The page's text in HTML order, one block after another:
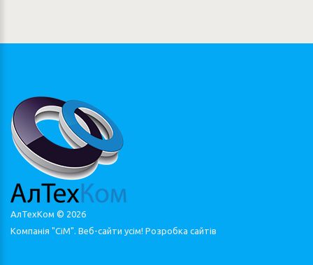
АлТехКом © 2026
Компанія "СіМ". Веб-сайти усім! Розробка сайтів